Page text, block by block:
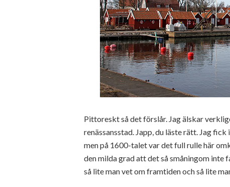
Pittoreskt så det förslår. Jag älskar
renässansstad. Japp, du läste rätt. Jag
men på 1600-talet var det full rulle här
den milda grad att det så småningom inte
så lite man vet om framtiden och så lite